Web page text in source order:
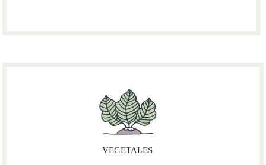
VEGETALES